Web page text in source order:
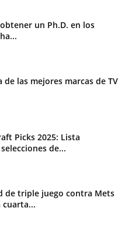
un Ph.D. en los
de las mejores marcas de TV
Picks 2025: Lista
de...
de triple juego contra Mets